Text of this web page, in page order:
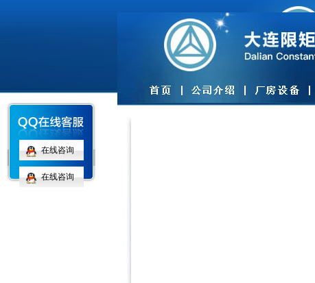
在线咨询
在线咨询